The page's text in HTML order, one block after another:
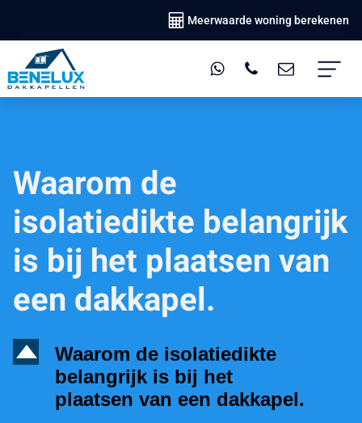
Meerwaarde woning berekenen
Waarom de
isolatiedikte belangrijk
is bij het plaatsen van
een dakkapel.
D
Waarom de isolatiedikte
belangrijk is bij het
plaatsen van een dakkapel.